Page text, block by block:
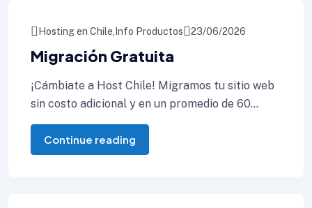
Hosting en Chile Info Productos 23/06/2026
Migración Gratuita
¡Cámbiate a Host Chile! Migramos tu sitio web
sin costo adicional y en un promedio de 60
minutos. Cambiarse de
Continue reading